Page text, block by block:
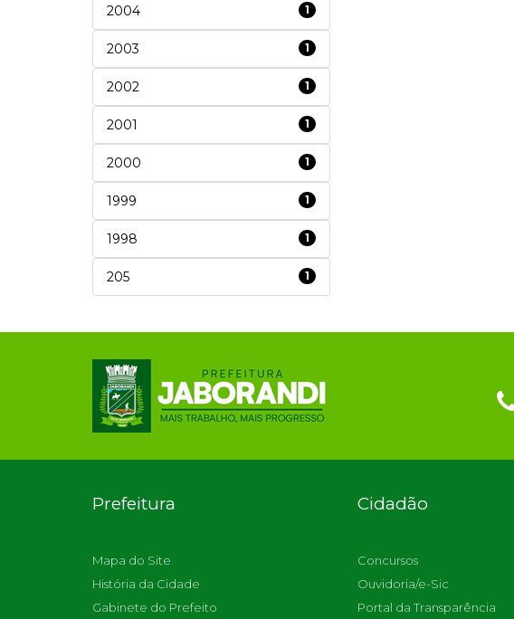
2004 1
2003 1
2002 1
2001 1
2000 1
1999 1
1998 1
205 1
Prefeitura
Mapa do Site
História da Cidade
Gabinete do Prefeito
Cidadão
Concursos
Ouvidoria/e-Sic
Portal da Transparência